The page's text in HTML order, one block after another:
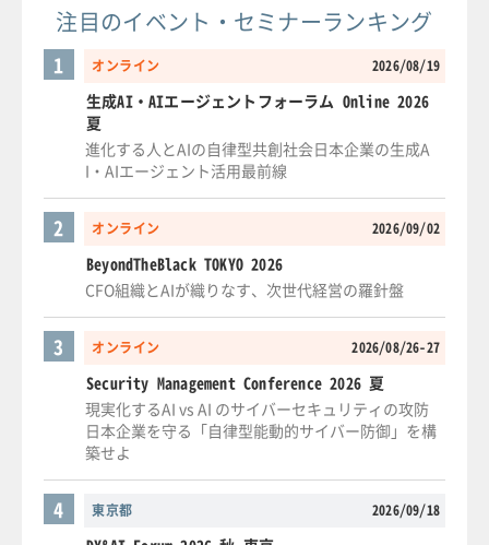
注目のイベント・セミナーランキング
オンライン 2026/08/19
1
生成AI・AIエージェントフォーラム Online 2026
夏
進化する人とAIの自律型共創社会日本企業の生成A
I・AIエージェント活用最前線
オンライン 2026/09/02
2
BeyondTheBlack TOKYO 2026
CFO組織とAIが織りなす、次世代経営の羅針盤
オンライン 2026/08/26-27
3
Security Management Conference 2026 夏
現実化するAI vs AI のサイバーセキュリティの攻防
日本企業を守る「自律型能動的サイバー防御」を構
築せよ
東京都 2026/09/18
4